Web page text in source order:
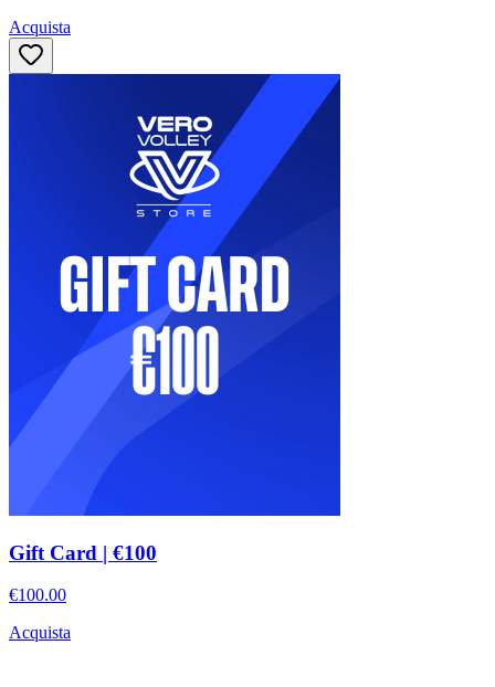
Acquista
Gift Card | €100
€100.00
Acquista